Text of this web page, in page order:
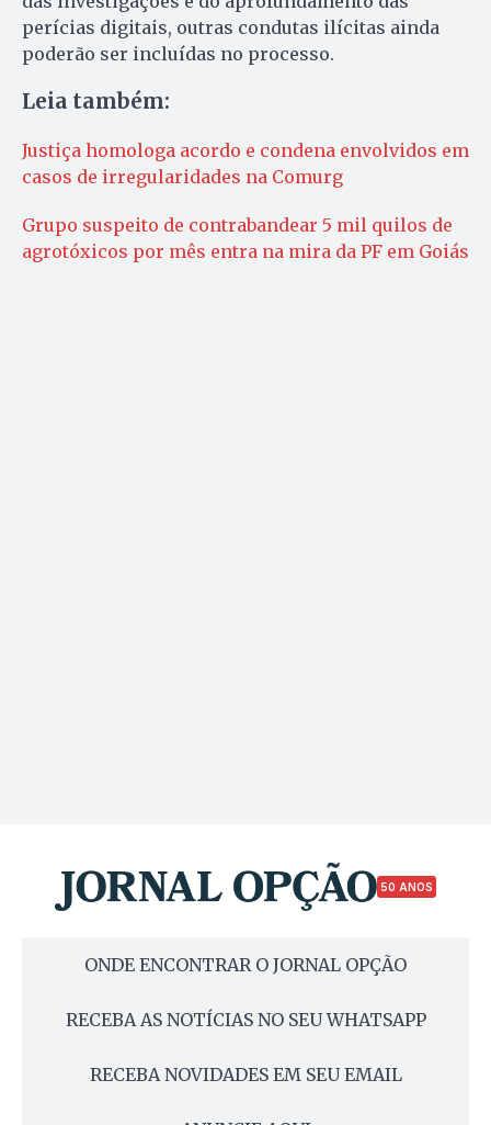
perícias digitais, outras condutas ilícitas ainda
poderão ser incluídas no processo.
Leia também:
Justiça homologa acordo e condena envolvidos em
casos de irregularidades na Comurg
Grupo suspeito de contrabandear 5 mil quilos de
agrotóxicos por mês entra na mira da PF em Goiás
50 ANOS
ONDE ENCONTRAR O JORNAL OPÇÃO
RECEBA AS NOTÍCIAS NO SEU WHATSAPP
RECEBA NOVIDADES EM SEU EMAIL